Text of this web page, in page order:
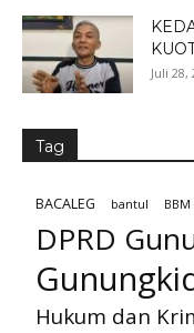
Juli 28,
Tag
BACALEG bantul BBM
DPRD
Hukum dan